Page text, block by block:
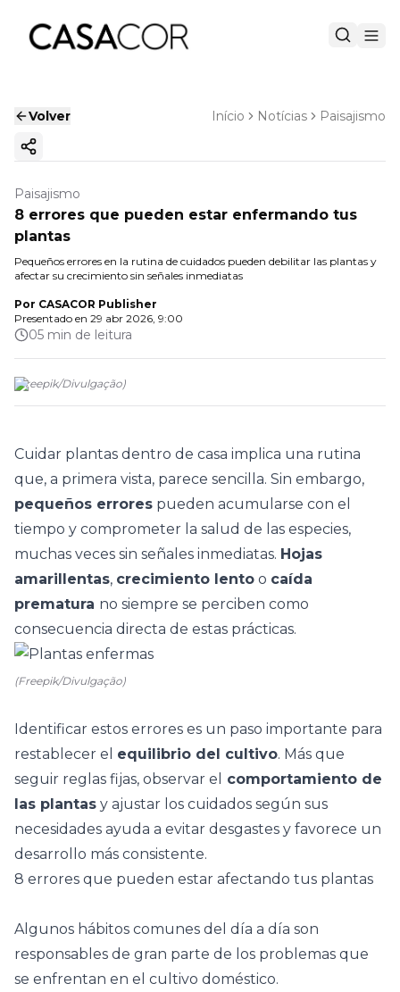
Volver Início Notícias Paisajismo
Copiar enlace
Paisajismo
8 errores que pueden estar enfermando tus
plantas
Pequeños errores en la rutina de cuidados pueden debilitar las plantas y
afectar su crecimiento sin señales inmediatas
Por CASACOR Publisher
Presentado en 29 abr 2026, 9:00
05 min de leitura
(Freepik/Divulgação)
Cuidar plantas dentro de casa implica una rutina
que, a primera vista, parece sencilla. Sin embargo,
pequeños errores pueden acumularse con el
tiempo y comprometer la salud de las especies,
muchas veces sin señales inmediatas. Hojas
amarillentas, crecimiento lento o caída
prematura no siempre se perciben como
consecuencia directa de estas prácticas.
(Freepik/Divulgação)
Identificar estos errores es un paso importante para
restablecer el equilibrio del cultivo. Más que
seguir reglas fijas, observar el
comportamiento de
las plantas y ajustar los cuidados según sus
necesidades ayuda a evitar desgastes y favorece un
desarrollo más consistente.
8 errores que pueden estar afectando tus plantas
Algunos hábitos comunes del día a día son
responsables de gran parte de los problemas que
se enfrentan en el cultivo doméstico.